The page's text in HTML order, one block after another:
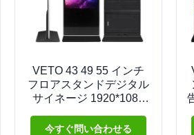
VETO 43 49 55 インチ
フロアスタンドデジタル
サイネージ 1920*1080
チスクリーンキオスクと
今すぐ問い合わせる